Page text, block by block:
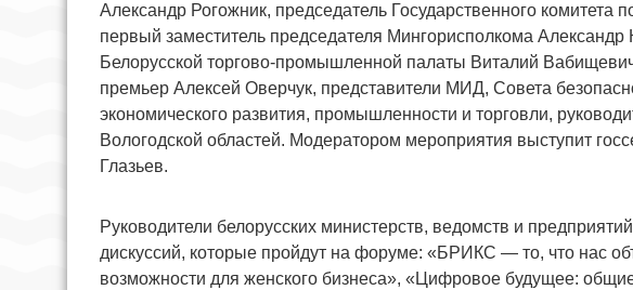
Александр Рогожник, председатель Государственного комитета
первый заместитель председателя Мингорисполкома Александр
Белорусской торгово-промышленной палаты Виталий
премьер Алексей Оверчук, представители МИД, Совета
экономического развития, промышленности и торговли,
Вологодской областей. Модератором мероприятия выступит
Глазьев.
Руководители белорусских министерств, ведомств и
дискуссий, которые пройдут на форуме: «БРИКС — то, что нас
возможности для женского бизнеса», «Цифровое будущее: